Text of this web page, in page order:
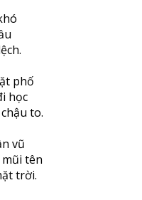
phố
học
to.
vũ
tên
trời.